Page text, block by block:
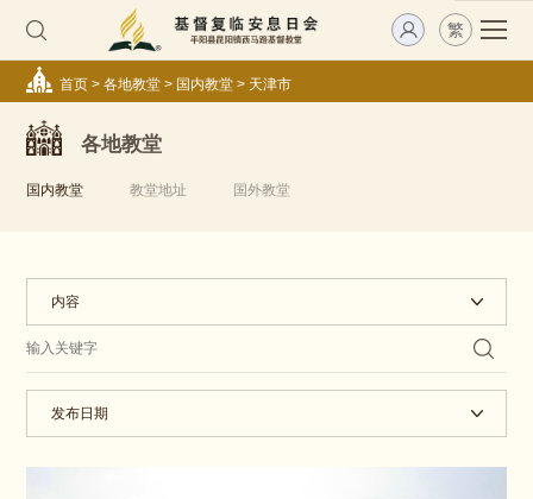
繁
首页> 各地教堂> 国内教堂> 天津市
各地教堂
国内教堂 教堂地址 国外教堂
内容
发布日期